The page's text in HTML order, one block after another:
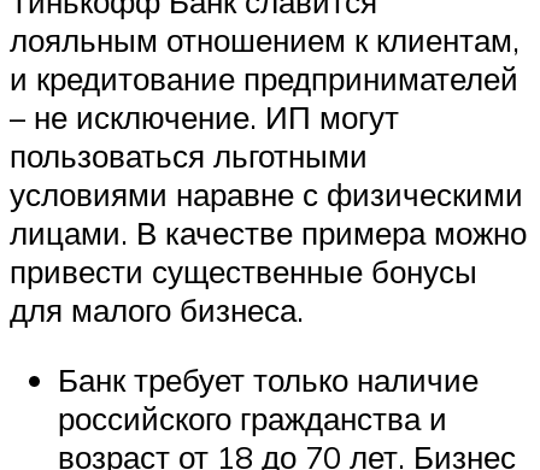
лояльным отношением к клиентам,
и кредитование предпринимателей
– не исключение. ИП могут
пользоваться льготными
условиями наравне с физическими
лицами. В качестве примера можно
привести существенные бонусы
для малого бизнеса.
Банк требует только наличие
российского гражданства и
возраст от 18 до 70 лет. Бизнес